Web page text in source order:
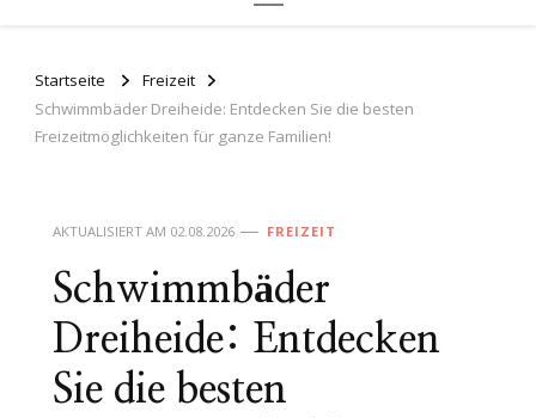
Startseite
Freizeit
Schwimmbäder Dreiheide: Entdecken Sie die besten
Freizeitmöglichkeiten für ganze Familien!
AKTUALISIERT AM 02.08.2026 FREIZEIT
Schwimmbäder
Dreiheide: Entdecken
Sie die besten